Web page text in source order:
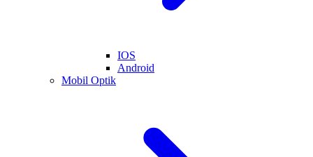
IOS
Android
Mobil Optik